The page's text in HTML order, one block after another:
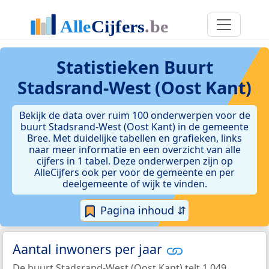
Statistieken Buurt
Stadsrand-West (Oost Kant)
Bekijk de data over ruim 100 onderwerpen voor de
buurt Stadsrand-West (Oost Kant) in de gemeente
Bree. Met duidelijke tabellen en grafieken, links
naar meer informatie en een overzicht van alle
cijfers in 1 tabel. Deze onderwerpen zijn op
AlleCijfers ook per voor de gemeente en per
deelgemeente of wijk te vinden.
Pagina inhoud ⇵
Aantal inwoners per jaar